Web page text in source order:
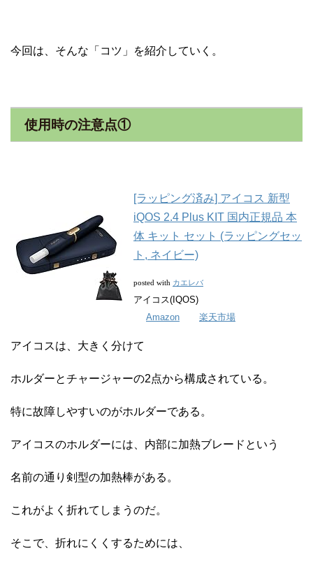
今回は、そんな「コツ」を紹介していく。
使用時の注意点①
[ラッピング済み] アイコス 新型
iQOS 2.4 Plus KIT 国内正規品 本
体 キット セット (ラッピングセッ
ト, ネイビー)
posted with カエレバ
アイコス(IQOS)
Amazon
楽天市場
アイコスは、大きく分けて
ホルダーとチャージャーの2点から構成されている。
特に故障しやすいのがホルダーである。
アイコスのホルダーには、内部に加熱ブレードという
名前の通り剣型の加熱棒がある。
これがよく折れてしまうのだ。
そこで、折れにくくするためには、